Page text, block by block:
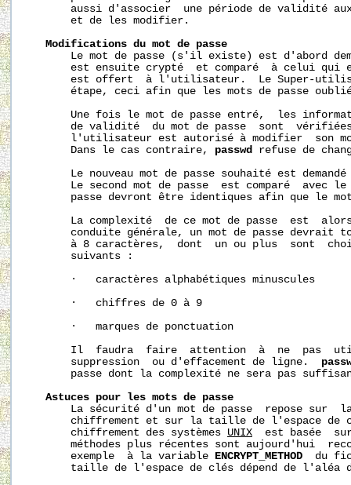
aussi d'associer  une période de validité
       et de les modifier.
Modifications du mot de passe
Le mot de passe (s'il existe) est d'abord
est ensuite crypté  et comparé  à celui qui
est offert  à l'utilisateur.  Le Super-
étape, ceci afin que les mots de passe
Une fois le mot de passe entré,  les
de validité  du mot de passe  sont
l'utilisateur est autorisé à modifier  son
       Dans le cas contraire,
passwd refuse de
Le nouveau mot de passe souhaité est
Le second mot de passe  est comparé  avec
passe devront être identiques afin que le
La complexité  de ce mot de passe  est
conduite générale, un mot de passe devrait
à 8 caractères,  dont  un ou plus  sont
       suivants :
       ·   caractères alphabétiques minuscules
       ·   chiffres de 0 à 9
       ·   marques de ponctuation
Il  faudra  faire  attention  à  ne  pas
       suppression  ou d'effacement de ligne.
passe dont la complexité ne sera pas
Astuces pour les mots de passe
La sécurité d'un mot de passe  repose sur
chiffrement et sur la taille de l'espace de
       chiffrement des systèmes
UNIX
est basée
méthodes plus récentes sont aujourd'hui
       exemple  à la variable
ENCRYPT_METHOD
du
taille de l'espace de clés dépend de l'aléa